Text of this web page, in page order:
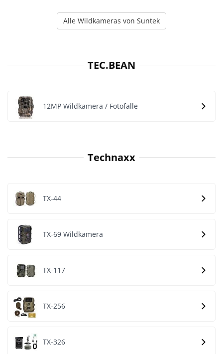
Alle Wildkameras von Suntek
TEC.BEAN
12MP Wildkamera / Fotofalle
Technaxx
TX-44
TX-69 Wildkamera
TX-117
TX-256
TX-326